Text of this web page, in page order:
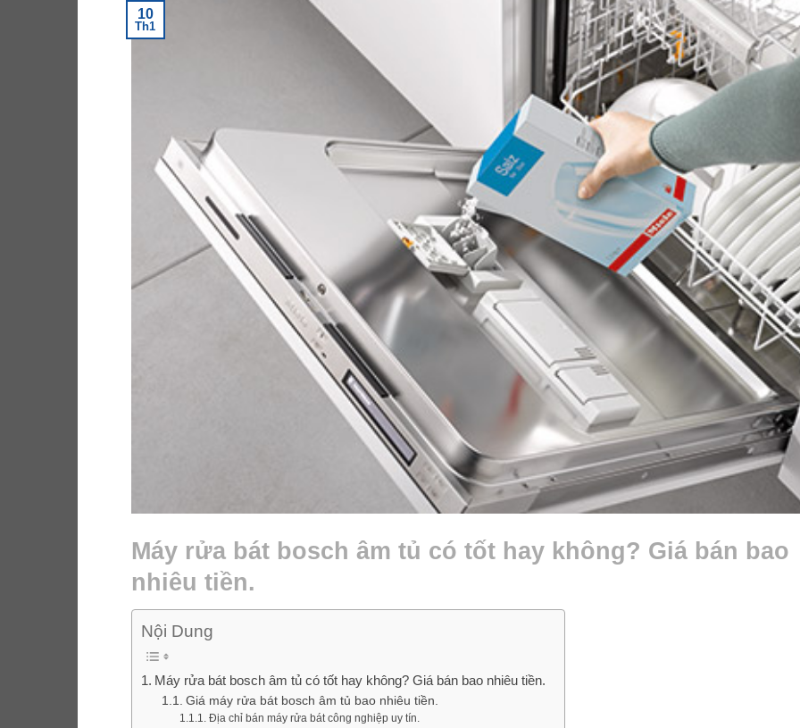
10
Th1
Máy rửa bát bosch âm tủ có tốt hay không? Giá bán bao
nhiêu tiền.
Nội Dung
Máy rửa bát bosch âm tủ có tốt hay không? Giá bán bao nhiêu tiền.
Giá máy rửa bát bosch âm tủ bao nhiêu tiền.
Địa chỉ bán máy rửa bát công nghiệp uy tín.